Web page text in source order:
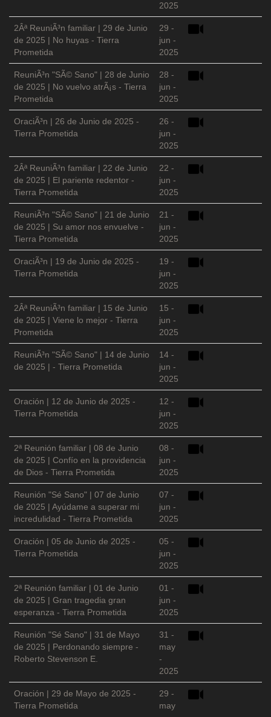
2025
2Âª ReuniÃ³n familiar | 29 de Junio
de 2025 | No huyas - Tierra
Prometida
29 -
jun -
2025
ReuniÃ³n "SÃ© Sano" | 28 de Junio
de 2025 | No vuelvo atrÃ¡s - Tierra
Prometida
28 -
jun -
2025
OraciÃ³n | 26 de Junio de 2025 -
Tierra Prometida
26 -
jun -
2025
2Âª ReuniÃ³n familiar | 22 de Junio
de 2025 | El pariente redentor -
Tierra Prometida
22 -
jun -
2025
ReuniÃ³n "SÃ© Sano" | 21 de Junio
de 2025 | Su amor nos envuelve -
Tierra Prometida
21 -
jun -
2025
OraciÃ³n | 19 de Junio de 2025 -
Tierra Prometida
19 -
jun -
2025
2Âª ReuniÃ³n familiar | 15 de Junio
de 2025 | Viene lo mejor - Tierra
Prometida
15 -
jun -
2025
ReuniÃ³n "SÃ© Sano" | 14 de Junio
de 2025 | - Tierra Prometida
14 -
jun -
2025
Oración | 12 de Junio de 2025 -
Tierra Prometida
12 -
jun -
2025
2ª Reunión familiar | 08 de Junio
de 2025 | Confío en la providencia
de Dios - Tierra Prometida
08 -
jun -
2025
Reunión "Sé Sano" | 07 de Junio
de 2025 | Ayúdame a superar mi
incredulidad - Tierra Prometida
07 -
jun -
2025
Oración | 05 de Junio de 2025 -
Tierra Prometida
05 -
jun -
2025
2ª Reunión familiar | 01 de Junio
de 2025 | Gran tragedia gran
esperanza - Tierra Prometida
01 -
jun -
2025
Reunión "Sé Sano" | 31 de Mayo
de 2025 | Perdonando siempre -
Roberto Stevenson E.
31 -
may
-
2025
Oración | 29 de Mayo de 2025 -
Tierra Prometida
29 -
may